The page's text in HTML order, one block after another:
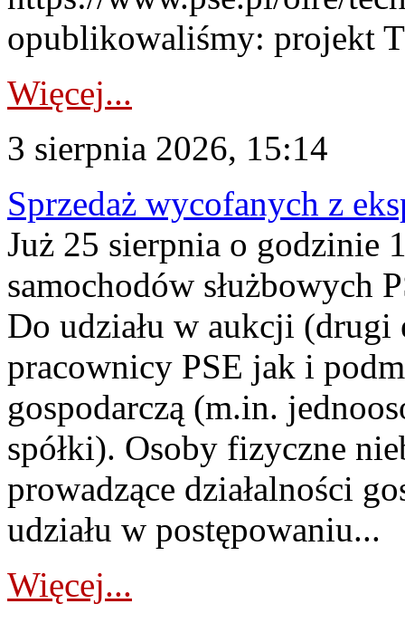
opublikowaliśmy: projekt
Więcej...
3 sierpnia 2026, 15:14
Sprzedaż wycofanych z
Już 25 sierpnia o godzinie
samochodów służbowych
Do udziału w aukcji (drugi
pracownicy PSE jak i
gospodarczą (m.in.
spółki). Osoby fizyczne
prowadzące działalności
udziału w postępowaniu...
Więcej...